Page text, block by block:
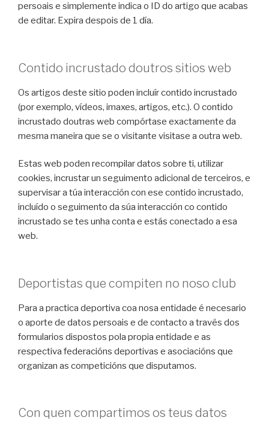
persoais e simplemente indica o ID do artigo que acabas
de editar. Expira despois de 1 día.
Contido incrustado doutros sitios web
Os artigos deste sitio poden incluír contido incrustado
(por exemplo, vídeos, imaxes, artigos, etc.). O contido
incrustado doutras web compórtase exactamente da
mesma maneira que se o visitante visitase a outra web.
Estas web poden recompilar datos sobre ti, utilizar
cookies, incrustar un seguimento adicional de terceiros, e
supervisar a túa interacción con ese contido incrustado,
incluído o seguimento da súa interacción co contido
incrustado se tes unha conta e estás conectado a esa
web.
Deportistas que compiten no noso club
Para a practica deportiva coa nosa entidade é necesario
o aporte de datos persoais e de contacto a través dos
formularios dispostos pola propia entidade e as
respectiva federacións deportivas e asociacións que
organizan as competicións que disputamos.
Con quen compartimos os teus datos